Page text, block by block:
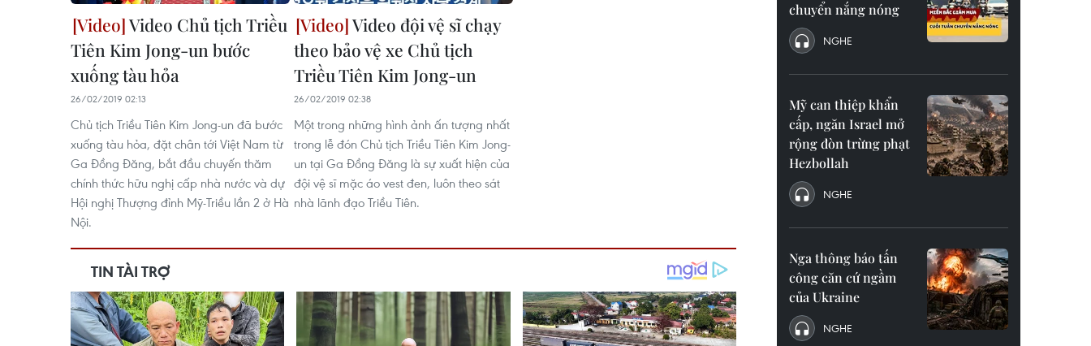
Video Chủ tịch Triều
Tiên Kim Jong-un bước
xuống tàu hỏa
26/02/2019 02:13
Chủ tịch Triều Tiên Kim Jong-un đã bước
xuống tàu hỏa, đặt chân tới Việt Nam từ
Ga Đồng Đăng, bắt đầu chuyến thăm
chính thức hữu nghị cấp nhà nước và dự
Hội nghị Thượng đỉnh Mỹ-Triều lần 2 ở Hà
Nội.
Video đội vệ sĩ chạy
theo bảo vệ xe Chủ tịch
Triều Tiên Kim Jong-un
26/02/2019 02:38
Một trong những hình ảnh ấn tượng nhất
trong lễ đón Chủ tịch Triều Tiên Kim Jong-
un tại Ga Đồng Đăng là sự xuất hiện của
đội vệ sĩ mặc áo vest đen, luôn theo sát
nhà lãnh đạo Triều Tiên.
chuyển nắng nóng
NGHE
Mỹ can thiệp khẩn
cấp, ngăn Israel mở
rộng đòn trừng phạt
Hezbollah
NGHE
Nga thông báo tấn
công căn cứ ngầm
của Ukraine
NGHE